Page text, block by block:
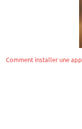
Comment installer une